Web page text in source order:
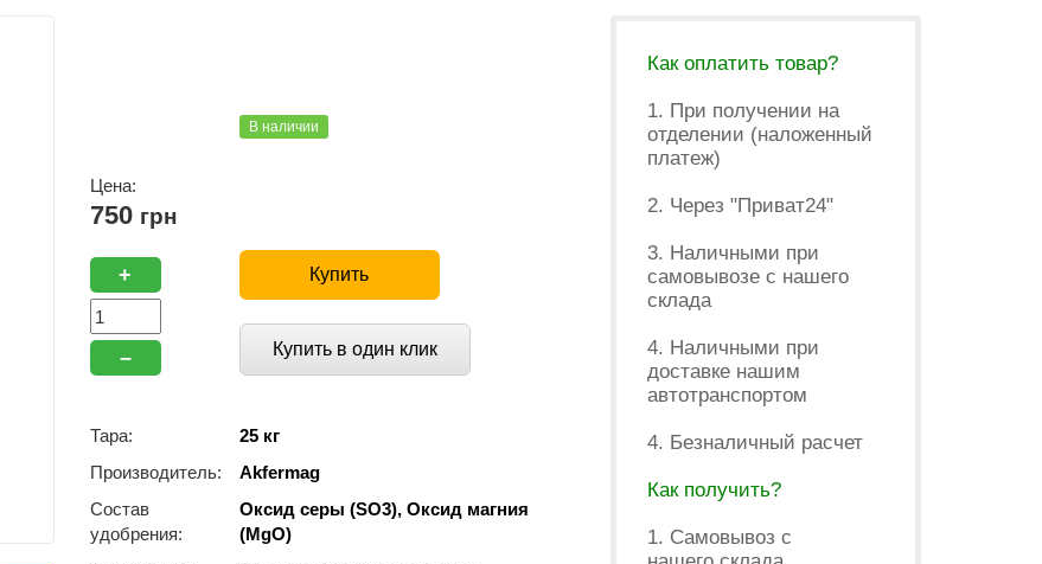
В наличии
Цена:
750 грн
+
–
Купить
Купить в один клик
Тара:
25 кг
Производитель:
Akfermag
Состав
удобрения:
Оксид серы (SO3), Оксид магния
(MgO)
Как оплатить товар?
1. При получении на
отделении (наложенный
платеж)
2. Через "Приват24"
3. Наличными при
самовывозе с нашего
склада
4. Наличными при
доставке нашим
автотранспортом
4. Безналичный расчет
Как получить?
1. Самовывоз с